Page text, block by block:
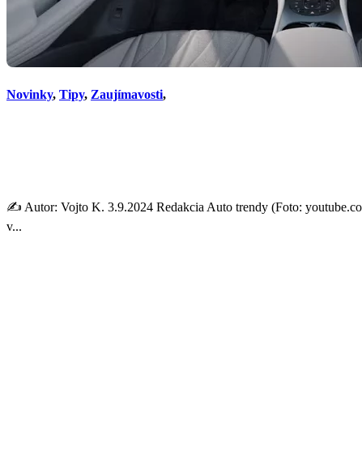
Novinky, Tipy, Zaujímavosti,
✍️ Autor: Vojto K. 3.9.2024 Redakcia Auto trendy (Foto:
v...